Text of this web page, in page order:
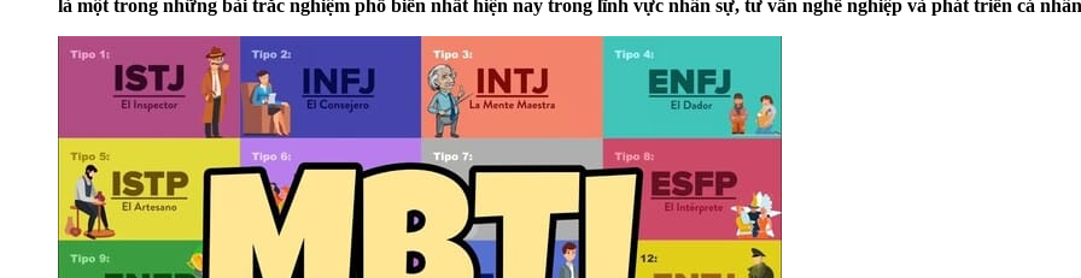
là một trong những bài trắc nghiệm phổ biến nhất hiện nay trong lĩnh vực nhân sự, tư vấn nghề nghiệp và phát triển cá